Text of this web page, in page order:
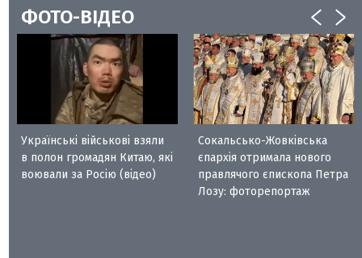
ФОТО-ВІДЕО
Українські військові взяли
в полон громадян Китаю, які
воювали за Росію (відео)
Сокальсько-Жовківська
єпархія отримала нового
правлячого єпископа Петра
Лозу: фоторепортаж